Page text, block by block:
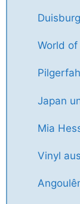
World of
Japan
Mia
Vinyl